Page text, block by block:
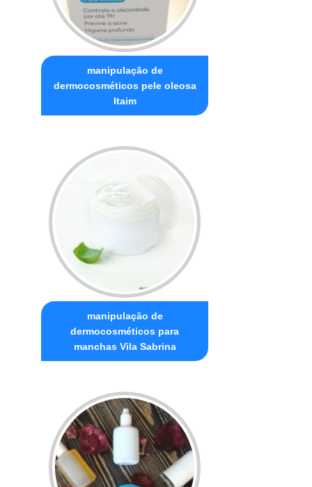
manipulação de
dermocosméticos pele oleosa
Itaim
manipulação de
dermocosméticos para
manchas Vila Sabrina